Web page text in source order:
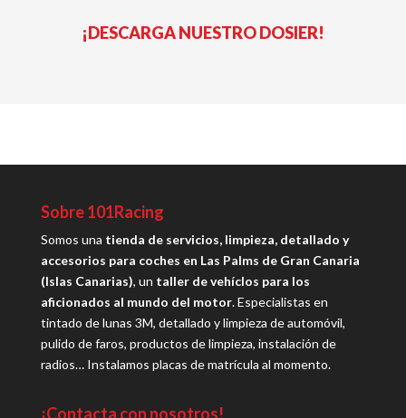
¡DESCARGA NUESTRO DOSIER!
Sobre 101Racing
Somos una tienda de servicios, limpieza, detallado y
accesorios para coches en Las Palms de Gran Canaria
(Islas Canarias), un taller de vehíclos para los
aficionados al mundo del motor. Especialistas en
tintado de lunas 3M, detallado y limpieza de automóvil,
pulido de faros, productos de limpieza, instalación de
radios… Instalamos placas de matrícula al momento.
¡Contacta con nosotros!